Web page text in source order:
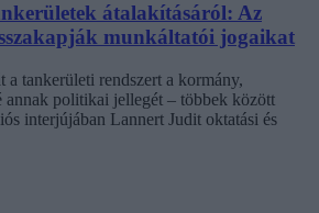
átalakításáról: Az
munkáltatói jogaikat
a tankerületi rendszert a kormány,
annak politikai jellegét – többek között
interjújában Lannert Judit oktatási és